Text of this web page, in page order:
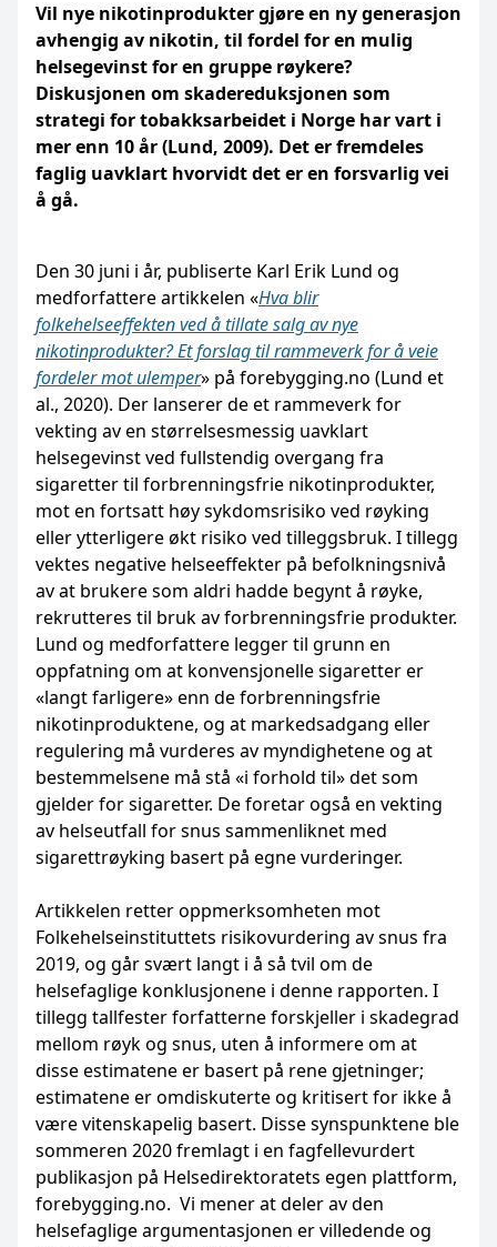
Vil nye nikotinprodukter gjøre en ny generasjon
avhengig av nikotin, til fordel for en mulig
helsegevinst for en gruppe røykere?
Diskusjonen om skadereduksjonen som
strategi for tobakksarbeidet i Norge har vart i
mer enn 10 år (Lund, 2009). Det er fremdeles
faglig uavklart hvorvidt det er en forsvarlig vei
å gå.
Den 30 juni i år, publiserte Karl Erik Lund og
medforfattere artikkelen «Hva blir
folkehelseeffekten ved å tillate salg av nye
nikotinprodukter? Et forslag til rammeverk for å veie
fordeler mot ulemper» på forebygging.no (Lund et
al., 2020). Der lanserer de et rammeverk for
vekting av en størrelsesmessig uavklart
helsegevinst ved fullstendig overgang fra
sigaretter til forbrenningsfrie nikotinprodukter,
mot en fortsatt høy sykdomsrisiko ved røyking
eller ytterligere økt risiko ved tilleggsbruk. I tillegg
vektes negative helseeffekter på befolkningsnivå
av at brukere som aldri hadde begynt å røyke,
rekrutteres til bruk av forbrenningsfrie produkter.
Lund og medforfattere legger til grunn en
oppfatning om at konvensjonelle sigaretter er
«langt farligere» enn de forbrenningsfrie
nikotinproduktene, og at markedsadgang eller
regulering må vurderes av myndighetene og at
bestemmelsene må stå «i forhold til» det som
gjelder for sigaretter. De foretar også en vekting
av helseutfall for snus sammenliknet med
sigarettrøyking basert på egne vurderinger.
Artikkelen retter oppmerksomheten mot
Folkehelseinstituttets risikovurdering av snus fra
2019, og går svært langt i å så tvil om de
helsefaglige konklusjonene i denne rapporten. I
tillegg tallfester forfatterne forskjeller i skadegrad
mellom røyk og snus, uten å informere om at
disse estimatene er basert på rene gjetninger;
estimatene er omdiskuterte og kritisert for ikke å
være vitenskapelig basert. Disse synspunktene ble
sommeren 2020 fremlagt i en fagfellevurdert
publikasjon på Helsedirektoratets egen plattform,
forebygging.no. Vi mener at deler av den
helsefaglige argumentasjonen er villedende og